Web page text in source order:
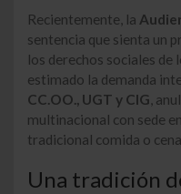
Recientemente, la
sentencia que sienta un
los derechos sociales de
estimado la demanda
CC.OO., UGT y CIG ,
multinacional con sede
tradicional comida o
Una tradición